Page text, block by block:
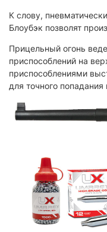
К слову,
Блоубэк позволят
Прицельный огонь
приспособлений на
приспособлениями
для точного